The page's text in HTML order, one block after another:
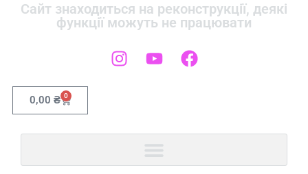
Сайт знаходиться на реконструкції, деякі
функції можуть не працювати
0,00 ₴ 0